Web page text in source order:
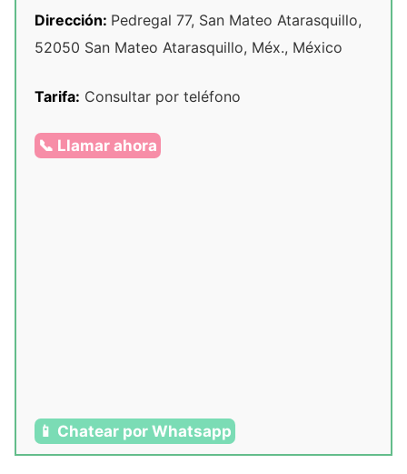
Dirección: Pedregal 77, San Mateo Atarasquillo,
52050 San Mateo Atarasquillo, Méx., México
Tarifa: Consultar por teléfono
📞 Llamar ahora
📱 Chatear por Whatsapp